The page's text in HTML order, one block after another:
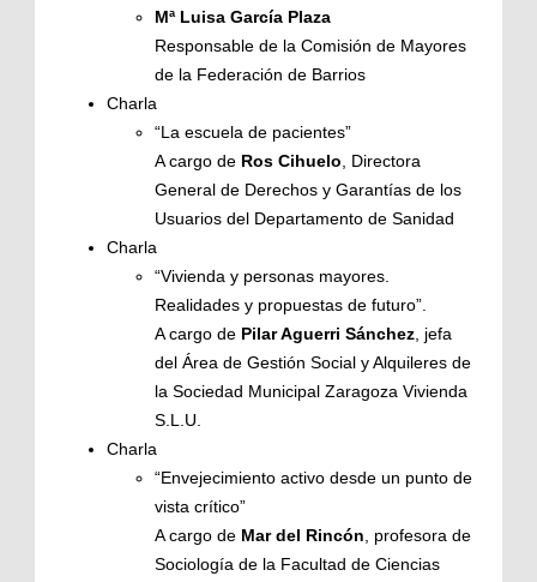
Mª Luisa García Plaza
Responsable de la Comisión de Mayores
de la Federación de Barrios
Charla
“La escuela de pacientes”
A cargo de Ros Cihuelo, Directora
General de Derechos y Garantías de los
Usuarios del Departamento de Sanidad
Charla
“Vivienda y personas mayores.
Realidades y propuestas de futuro”.
A cargo de Pilar Aguerri Sánchez, jefa
del Área de Gestión Social y Alquileres de
la Sociedad Municipal Zaragoza Vivienda
S.L.U.
Charla
“Envejecimiento activo desde un punto de
vista crítico”
A cargo de Mar del Rincón, profesora de
Sociología de la Facultad de Ciencias